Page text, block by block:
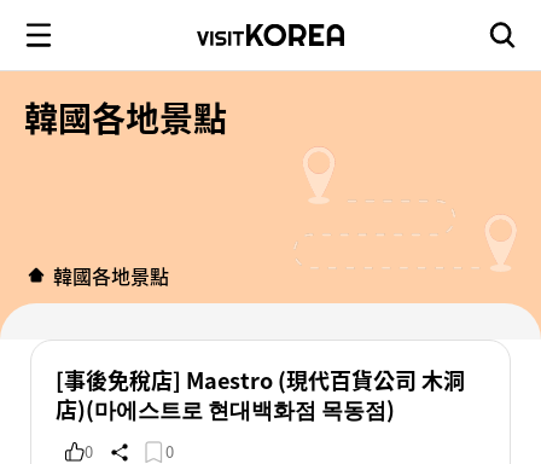
韓國各地景點
韓國各地景點
[事後免稅店] Maestro (現代百貨公司 木洞
店)(마에스트로 현대백화점 목동점)
0 0